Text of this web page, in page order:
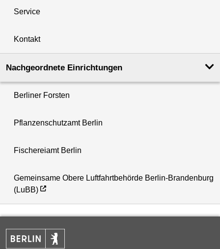
Service
Kontakt
Nachgeordnete Einrichtungen
Berliner Forsten
Pflanzenschutzamt Berlin
Fischereiamt Berlin
Gemeinsame Obere Luftfahrtbehörde Berlin-Brandenburg
(LuBB)